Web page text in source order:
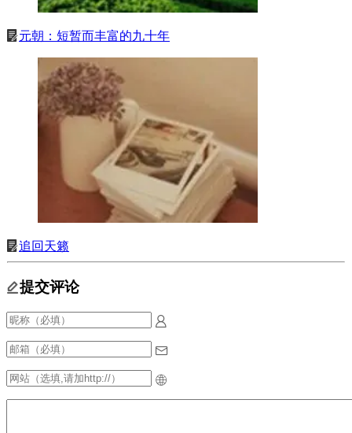
提交评论
元朝：短暂而丰富的九十年
追回天籁